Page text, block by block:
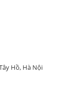
Hồ, Hà Nội